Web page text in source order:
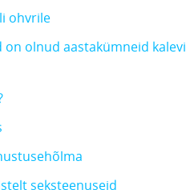
ohvrile
olnud aastakümneid kalevi
seksteenuseid